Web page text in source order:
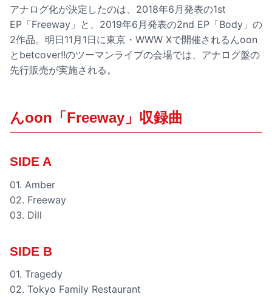
アナログ化が決定したのは、2018年6月発表の1st
EP「Freeway」と、2019年6月発表の2nd EP「Body」の
2作品。明日11月1日に東京・WWW Xで開催されるんoon
とbetcover!!のツーマンライブの会場では、アナログ盤の
先行販売が実施される。
んoon「Freeway」収録曲
SIDE A
01. Amber
02. Freeway
03. Dill
SIDE B
01. Tragedy
02. Tokyo Family Restaurant